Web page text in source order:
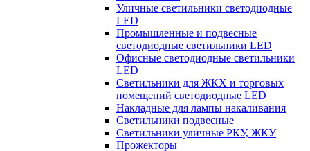
Уличные светильники светодиодные
LED
Промышленные и подвесные
светодиодные светильники LED
Офисные светодиодные светильники
LED
Светильники для ЖКХ и торговых
помещений светодиодные LED
Накладные для лампы накаливания
Светильники подвесные
Светильники уличные РКУ, ЖКУ
Прожекторы